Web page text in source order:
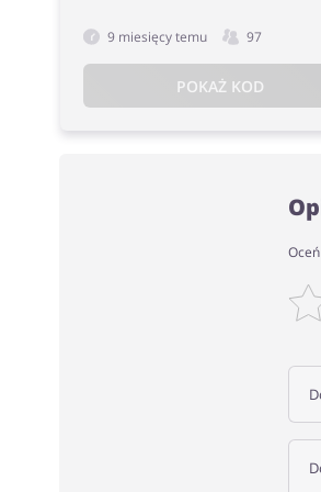
9 miesięcy temu 97
POKAŻ KOD